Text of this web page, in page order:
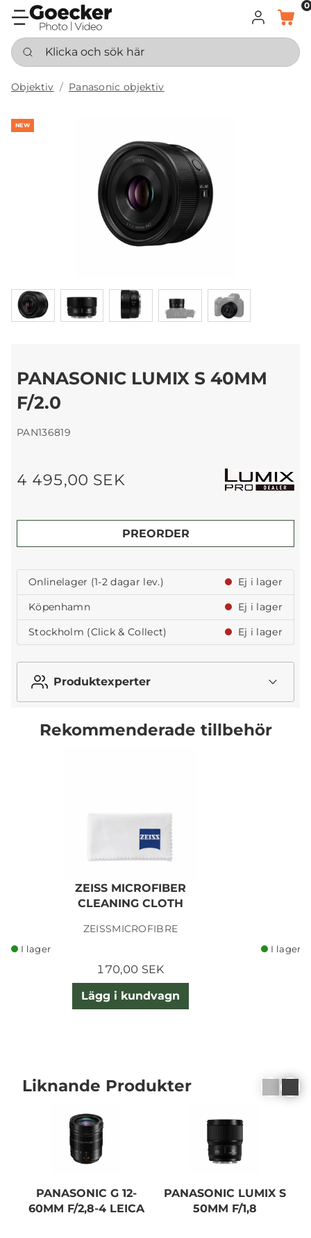
LOGGA IN
KORG
0
Klicka och sök här
Objektiv Panasonic objektiv
NEW
PANASONIC LUMIX S 40MM
F/2.0
PAN136819
4 495,00 SEK
PREORDER
Onlinelager (1-2 dagar lev.)
Ej i lager
Köpenhamn
Ej i lager
Stockholm (Click & Collect)
Ej i lager
Produktexperter
Rekommenderade tillbehör
ZEISS MICROFIBER
CLEANING CLOTH
ZEISSMICROFIBRE
I lager
170,00 SEK
Lägg i kundvagn
I lager
Liknande Produkter
PANASONIC G 12-
60MM F/2,8-4 LEICA
PANASONIC LUMIX S
50MM F/1,8